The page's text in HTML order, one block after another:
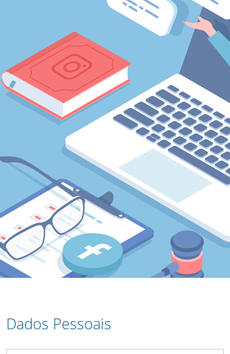
Dados Pessoais